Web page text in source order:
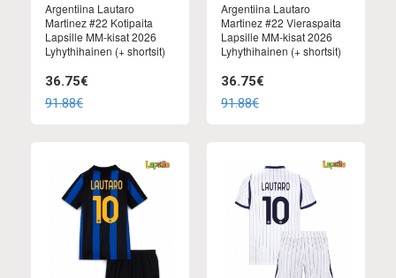
Argentiina Lautaro
Martinez #22 Kotipaita
Lapsille MM-kisat 2026
Lyhythihainen (+ shortsit)
36.75€
91.88€
Argentiina Lautaro
Martinez #22 Vieraspaita
Lapsille MM-kisat 2026
Lyhythihainen (+ shortsit)
36.75€
91.88€